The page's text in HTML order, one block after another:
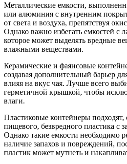
Металлические емкости,
или алюминия с внутренним
от света и воздуха, препятствуя
Однако важно избегать емкостей с
которое может выделять вредные
влажными веществами.
Керамические и фаянсовые
создавая дополнительный барьер
влияя на вкус чая. Лучше всего
герметичной крышкой, чтобы
влаги.
Пластиковые контейнеры подходят,
пищевого, безвредного пластика с
Однако такие емкости необходимо
наличие запахов и повреждений,
пластик может мутнеть и